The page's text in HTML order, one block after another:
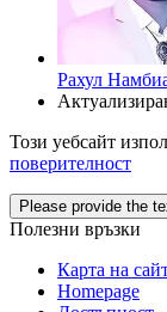
Рахул
Този уебсайт
поверителност
Please provide the
Полезни връзки
Карта на
Homepage